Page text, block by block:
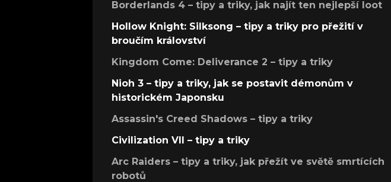
Borderlands 4 – tipy a triky, jak najít ten nejlepší loot
Hollow Knight: Silksong – tipy a triky pro přežití v
broučím království
Kingdom Come: Deliverance 2 – tipy a triky
Nioh 3 – tipy a triky, jak se postavit démonům v
historickém Japonsku
Assassin's Creed Shadows – tipy a triky
Civilization VII – tipy a triky
Arc Raiders – tipy a triky, jak přežít ve světě smrtících
robotů